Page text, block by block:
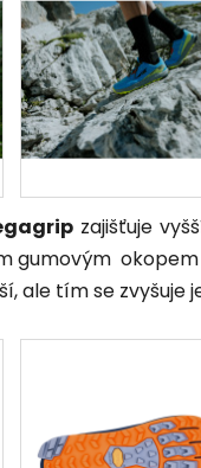
zajišťuje
gumovým
ale tím se zvyšuje